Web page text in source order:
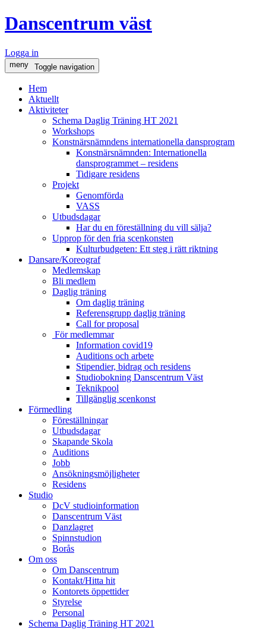
Danscentrum väst
Logga in
meny Toggle navigation
Hem
Aktuellt
Aktiviteter
Schema Daglig Träning HT 2021
Workshops
Konstnärsnämndens internationella dansprogram
Konstnärsnämnden: Internationella
dansprogrammet – residens
Tidigare residens
Projekt
Genomförda
VASS
Utbudsdagar
Har du en föreställning du vill sälja?
Upprop för den fria scenkonsten
Kulturbudgeten: Ett steg i rätt riktning
Dansare/Koreograf
Medlemskap
Bli medlem
Daglig träning
Om daglig träning
Referensgrupp daglig träning
Call for proposal
För medlemmar
Information covid19
Auditions och arbete
Stipendier, bidrag och residens
Studiobokning Danscentrum Väst
Teknikpool
Tillgänglig scenkonst
Förmedling
Föreställningar
Utbudsdagar
Skapande Skola
Auditions
Jobb
Ansökningsmöjligheter
Residens
Studio
DcV studioinformation
Danscentrum Väst
Danzlagret
Spinnstudion
Borås
Om oss
Om Danscentrum
Kontakt/Hitta hit
Kontorets öppettider
Styrelse
Personal
Schema Daglig Träning HT 2021